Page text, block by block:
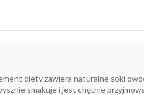
diety zawiera naturalne soki
smakuje i jest chętnie